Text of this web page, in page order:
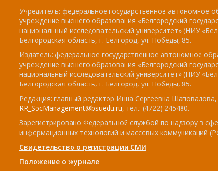
Учредитель: федеральное государственное автономное
учреждение высшего образования «Белгородский
национальный исследовательский университет» (НИУ
Белгородская область, г. Белгород, ул. Победы, 85.
Издатель: федеральное государственное автономное
учреждение высшего образования «Белгородский
национальный исследовательский университет» (НИУ
Белгородская область, г. Белгород, ул. Победы, 85.
Редакция: главный редактор Инна Сергеевна
RR_SocManagement@bsuedu.ru, тел.: (4722) 245480.
Зарегистрировано Федеральной службой по надзору в
информационных технологий и массовых коммуникаций
Свидетельство о регистрации СМИ
Положение о журнале